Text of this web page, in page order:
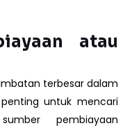
atau
terbesar dalam
untuk mencari
pembiayaan